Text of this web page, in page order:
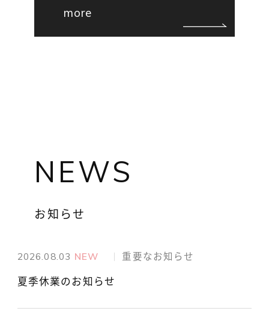
more
NEWS
お知らせ
2026.08.03 NEW 重要なお知らせ
夏季休業のお知らせ